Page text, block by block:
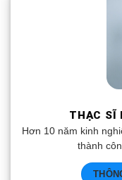
THẠC SĨ
Hơn 10 năm kinh
thành